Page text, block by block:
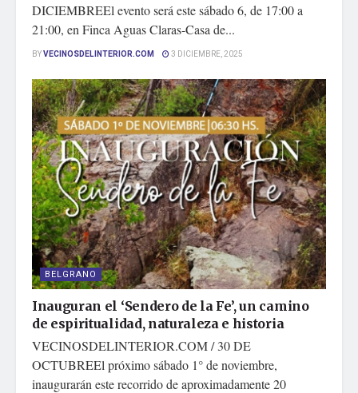
DICIEMBREEl evento será este sábado 6, de 17:00 a
21:00, en Finca Aguas Claras-Casa de...
BYVECINOSDELINTERIOR.COM 3 DICIEMBRE, 2025
BELGRANO
Inauguran el ‘Sendero de la Fe’, un camino
de espiritualidad, naturaleza e historia
VECINOSDELINTERIOR.COM / 30 DE
OCTUBREEl próximo sábado 1° de noviembre,
inaugurarán este recorrido de aproximadamente 20